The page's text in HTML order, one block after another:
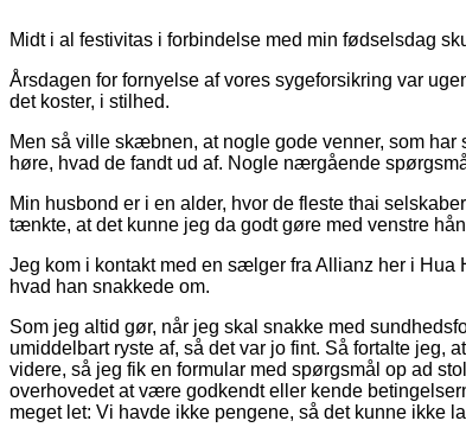
Midt i al festivitas i forbindelse med min fødselsdag
Årsdagen for fornyelse af vores sygeforsikring var
det koster, i stilhed.
Men så ville skæbnen, at nogle gode venner, som
høre, hvad de fandt ud af. Nogle nærgående
Min husbond er i en alder, hvor de fleste thai
tænkte, at det kunne jeg da godt gøre med venstre
Jeg kom i kontakt med en sælger fra Allianz her i
hvad han snakkede om.
Som jeg altid gør, når jeg skal snakke med
umiddelbart ryste af, så det var jo fint. Så fortalte jeg,
videre, så jeg fik en formular med spørgsmål op ad
overhovedet at være godkendt eller kende
meget let: Vi havde ikke pengene, så det kunne ikke